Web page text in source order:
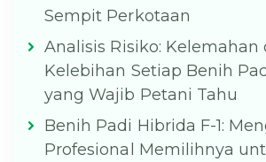
Sempit Perkotaan
Analisis Risiko: Kelemahan
Kelebihan Setiap Benih
yang Wajib Petani Tahu
Benih Padi Hibrida F-1:
Profesional Memilihnya